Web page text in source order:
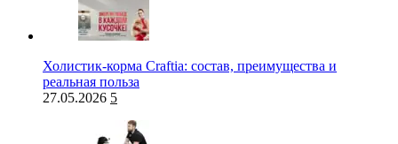
Холистик-корма Craftia: состав, преимущества и
реальная польза
27.05.2026 5